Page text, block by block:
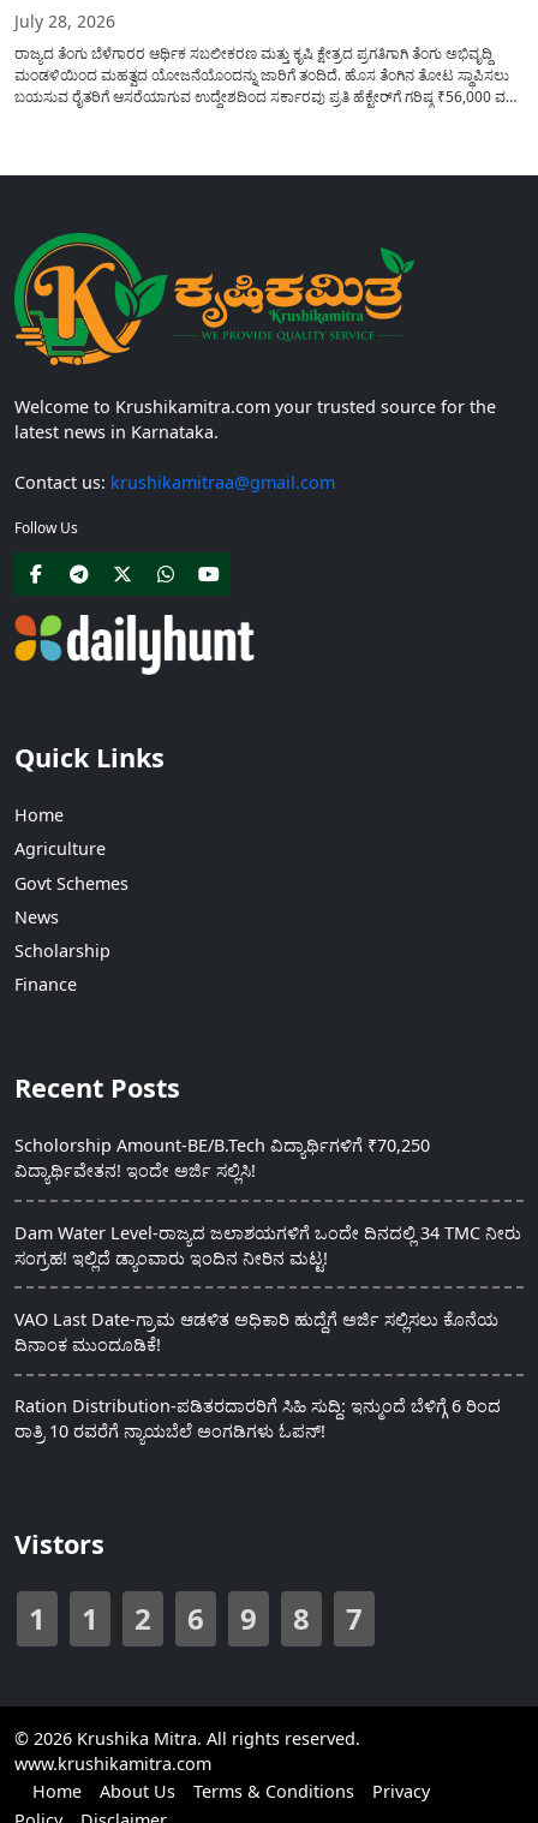
July 28, 2026
ರಾಜ್ಯದ ತೆಂಗು ಬೆಳೆಗಾರರ ಆರ್ಥಿಕ ಸಬಲೀಕರಣ ಮತ್ತು ಕೃಷಿ ಕ್ಷೇತ್ರದ ಪ್ರಗತಿಗಾಗಿ ತೆಂಗು ಅಭಿವೃದ್ದಿ
ಮಂಡಳಿಯಿಂದ ಮಹತ್ವದ ಯೋಜನೆಯೊಂದನ್ನು ಜಾರಿಗೆ ತಂದಿದೆ. ಹೊಸ ತೆಂಗಿನ ತೋಟ ಸ್ಥಾಪಿಸಲು
ಬಯಸುವ ರೈತರಿಗೆ ಆಸರೆಯಾಗುವ ಉದ್ದೇಶದಿಂದ ಸರ್ಕಾರವು ಪ್ರತಿ ಹೆಕ್ಟೇರ್‌ಗೆ ಗರಿಷ್ಠ ₹56,000 ವರೆಗೆ
Welcome to Krushikamitra.com your trusted source for the
latest news in Karnataka.
Contact us: krushikamitraa@gmail.com
Follow Us
Quick Links
Home
Agriculture
Govt Schemes
News
Scholarship
Finance
Recent Posts
Scholorship Amount-BE/B.Tech ವಿದ್ಯಾರ್ಥಿಗಳಿಗೆ ₹70,250
ವಿದ್ಯಾರ್ಥಿವೇತನ! ಇಂದೇ ಅರ್ಜಿ ಸಲ್ಲಿಸಿ!
Dam Water Level-ರಾಜ್ಯದ ಜಲಾಶಯಗಳಿಗೆ ಒಂದೇ ದಿನದಲ್ಲಿ 34 TMC ನೀರು
ಸಂಗ್ರಹ! ಇಲ್ಲಿದೆ ಡ್ಯಾಂವಾರು ಇಂದಿನ ನೀರಿನ ಮಟ್ಟ!
VAO Last Date-ಗ್ರಾಮ ಆಡಳಿತ ಅಧಿಕಾರಿ ಹುದ್ದೆಗೆ ಅರ್ಜಿ ಸಲ್ಲಿಸಲು ಕೊನೆಯ
ದಿನಾಂಕ ಮುಂದೂಡಿಕೆ!
Ration Distribution-ಪಡಿತರದಾರರಿಗೆ ಸಿಹಿ ಸುದ್ದಿ: ಇನ್ಮುಂದೆ ಬೆಳಿಗ್ಗೆ 6 ರಿಂದ
ರಾತ್ರಿ 10 ರವರೆಗೆ ನ್ಯಾಯಬೆಲೆ ಅಂಗಡಿಗಳು ಓಪನ್!
Vistors
1 1 2 6 9 8 7
© 2026 Krushika Mitra. All rights reserved.
www.krushikamitra.com
Home
About Us Terms & Conditions
Privacy